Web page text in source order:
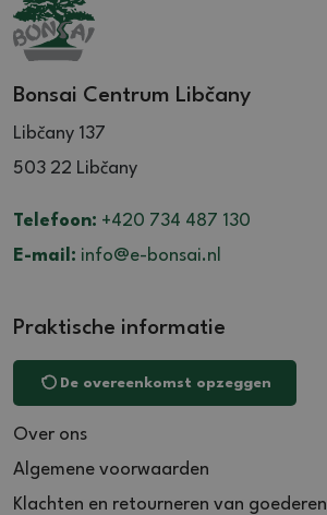
Bonsai Centrum Libčany
Libčany 137
503 22 Libčany
Telefoon: +420 734 487 130
E-mail: info@e-bonsai.nl
Praktische informatie
De overeenkomst opzeggen
Over ons
Algemene voorwaarden
Klachten en retourneren van goederen